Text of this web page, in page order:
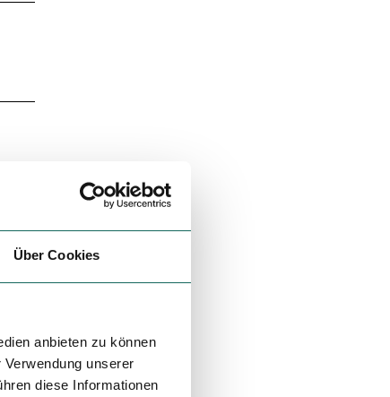
Über Cookies
anbieten zu können
unserer
diese Informationen